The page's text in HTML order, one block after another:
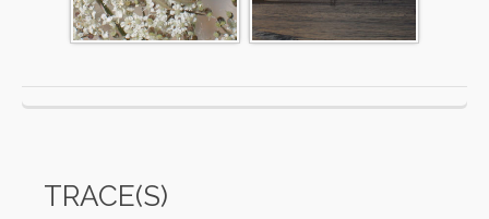
TRACE(S)